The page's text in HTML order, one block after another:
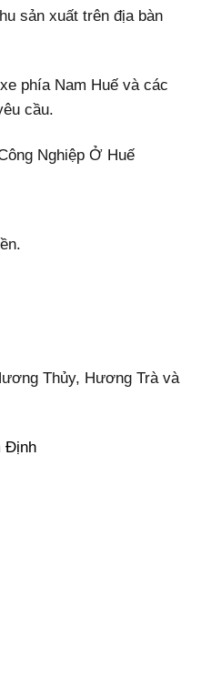
sản xuất trên địa bàn
phía Nam Huế và các
cầu.
Nghiệp Ở Huế
Thủy, Hương Trà và
Định